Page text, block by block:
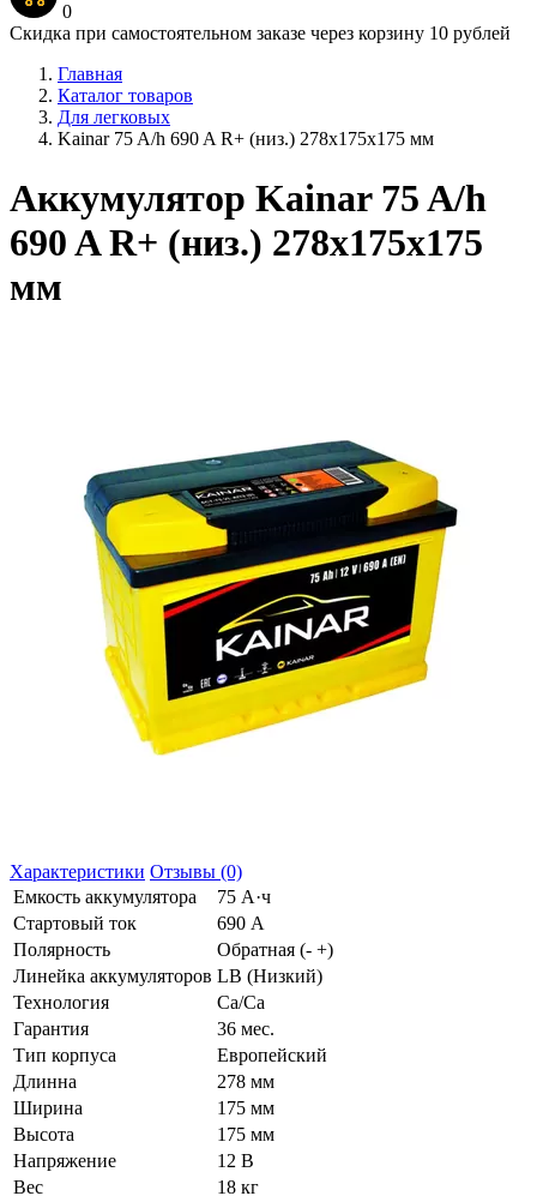
0
Скидка при самостоятельном заказе через корзину 10 рублей
Главная
Каталог товаров
Для легковых
Kainar 75 A/h 690 A R+ (низ.) 278x175x175 мм
Аккумулятор Kainar 75 A/h
690 A R+ (низ.) 278x175x175
мм
Характеристики Отзывы (0)
Емкость аккумулятора
75 А·ч
Стартовый ток
690 А
Полярность
Обратная (- +)
Линейка аккумуляторов LB (Низкий)
Технология
Ca/Ca
Гарантия
36 мес.
Тип корпуса
Европейский
Длинна
278 мм
Ширина
175 мм
Высота
175 мм
Напряжение
12 В
Вес
18 кг